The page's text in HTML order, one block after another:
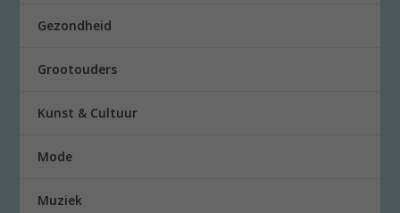
Gezondheid
Grootouders
Kunst & Cultuur
Mode
Muziek